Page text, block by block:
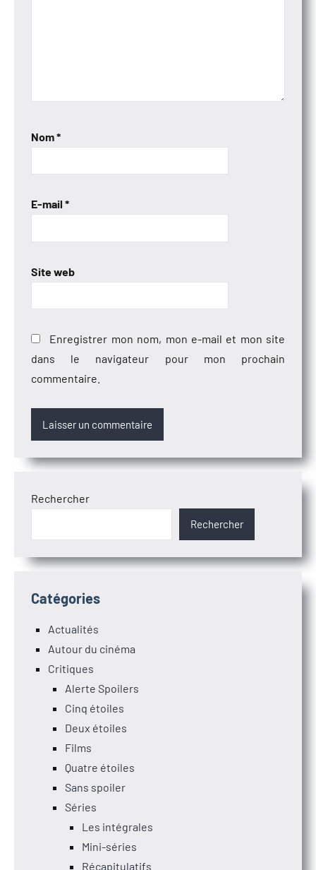
Nom*
E-mail *
Site web
Enregistrer mon nom, mon e-mail et mon site
dans le navigateur pour mon prochain
commentaire.
Rechercher
Rechercher
Catégories
Actualités
Autour du cinéma
Critiques
Alerte Spoilers
Cinq étoiles
Deux étoiles
Films
Quatre étoiles
Sans spoiler
Séries
Les intégrales
Mini-séries
Récapitulatifs